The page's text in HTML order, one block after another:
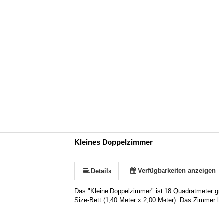
Kleines Doppelzimmer
Details Verfügbarkeiten anzeigen
Das "Kleine Doppelzimmer" ist 18 Quadratmeter
Size-Bett (1,40 Meter x 2,00 Meter). Das Zimmer